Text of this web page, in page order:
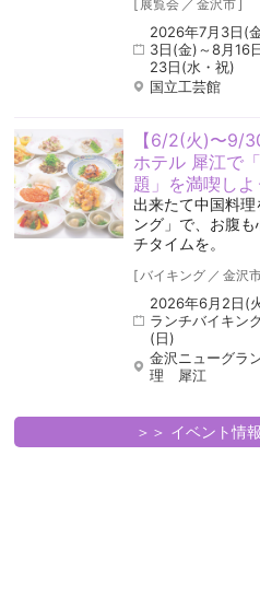
[ 展覧会 ／ 金沢市]
2026年7月3日(
3日(金)～8月16
23日(水・祝)
国立工芸館
【6/2(火)〜9/
ホテル 犀江で
題」を満喫しよ
出来たて中国料
ング」で、お腹
チタイムを。
[バイキング ／ 金沢
2026年6月2日(
ランチバイキン
(日)
金沢ニューグラ
理 犀江
＞＞ イベント情